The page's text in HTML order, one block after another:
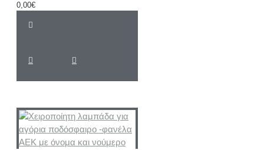
0,00€